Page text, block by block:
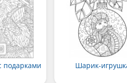
подарками Шарик-